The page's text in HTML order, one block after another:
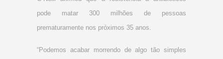
pode matar 300 milhões de pessoas
prematuramente nos próximos 35 anos.
“Podemos acabar morrendo de algo tão simples